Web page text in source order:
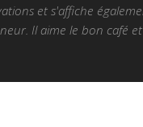
et s'affiche
Il aime le bon café et